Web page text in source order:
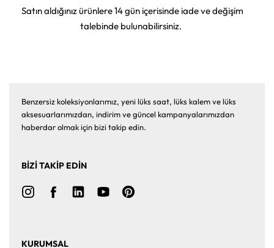
Satın aldığınız ürünlere 14 gün içerisinde iade ve değişim
talebinde bulunabilirsiniz.
Benzersiz koleksiyonlarımız, yeni lüks saat, lüks kalem ve lüks
aksesuarlarımızdan, indirim ve güncel kampanyalarımızdan
haberdar olmak için bizi takip edin.
BİZİ TAKİP EDİN
KURUMSAL